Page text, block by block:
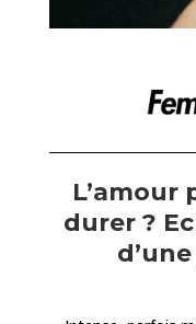
L’amour
durer ?